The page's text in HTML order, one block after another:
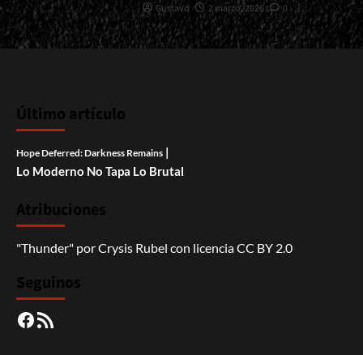
Gustavo 2 marzo, 2026 0
Último artículo
Hope Deferred: Darkness Remains |
Lo Moderno No Tapa Lo Brutal
Atribuciones
"Thunder" porCrysis Rubel con licenciaCC BY 2.0
Seguinos
Facebook
RSS